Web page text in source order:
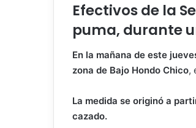
Efectivos de la
puma, durante
En la mañana de este
zona de Bajo Hondo Chico,
La medida se originó a
cazado.